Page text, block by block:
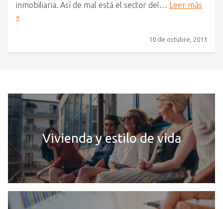
inmobiliaria. Así de mal está el sector del… Leer más
»
10 de octubre, 2013
Vivienda y estilo de vida